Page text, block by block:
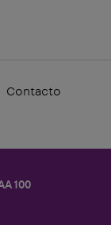
Contacto
100